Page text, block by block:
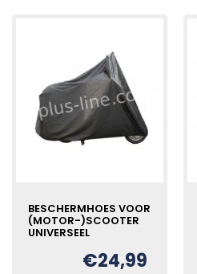
BESCHERMHOES VOOR
(MOTOR-)SCOOTER
UNIVERSEEL
€24,99